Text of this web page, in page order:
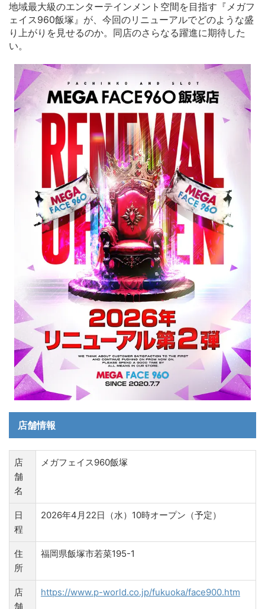
地域最大級のエンターテインメント空間を目指す『メガフ
ェイス960飯塚』が、今回のリニューアルでどのような盛
り上がりを見せるのか。同店のさらなる躍進に期待した
い。
店舗情報
店
舗
名
メガフェイス960飯塚
日
程
2026年4月22日（水）10時オープン（予定）
住
所
福岡県飯塚市若菜195-1
店
舗
https://www.p-world.co.jp/fukuoka/face900.htm